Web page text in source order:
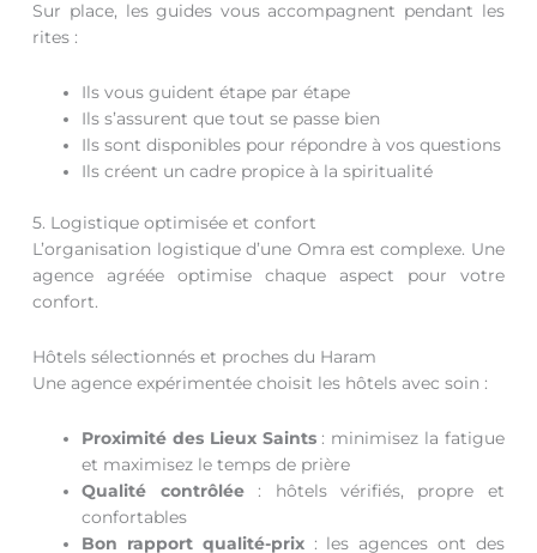
Sur place, les guides vous accompagnent pendant les
rites :
Ils vous guident étape par étape
Ils s’assurent que tout se passe bien
Ils sont disponibles pour répondre à vos questions
Ils créent un cadre propice à la spiritualité
5. Logistique optimisée et confort
L’organisation logistique d’une Omra est complexe. Une
agence agréée optimise chaque aspect pour votre
confort.
Hôtels sélectionnés et proches du Haram
Une agence expérimentée choisit les hôtels avec soin :
Proximité des Lieux Saints: minimisez la fatigue
et maximisez le temps de prière
Qualité contrôlée: hôtels vérifiés, propre et
confortables
Bon rapport qualité-prix: les agences ont des